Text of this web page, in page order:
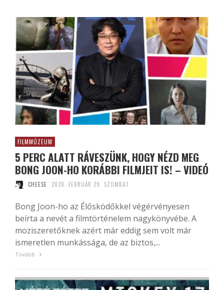
FILMMÚZEUM
5 PERC ALATT RÁVESZÜNK, HOGY NÉZD MEG
BONG JOON-HO KORÁBBI FILMJEIT IS! – VIDEÓ
CHEESE 2020. FEBRUÁR 29. SZOMBAT
Bong Joon-ho az Élősködőkkel végérvényesen
beírta a nevét a filmtörténelem nagykönyvébe. A
moziszeretőknek azért már eddig sem volt már
ismeretlen munkássága, de az biztos,...
Tovább